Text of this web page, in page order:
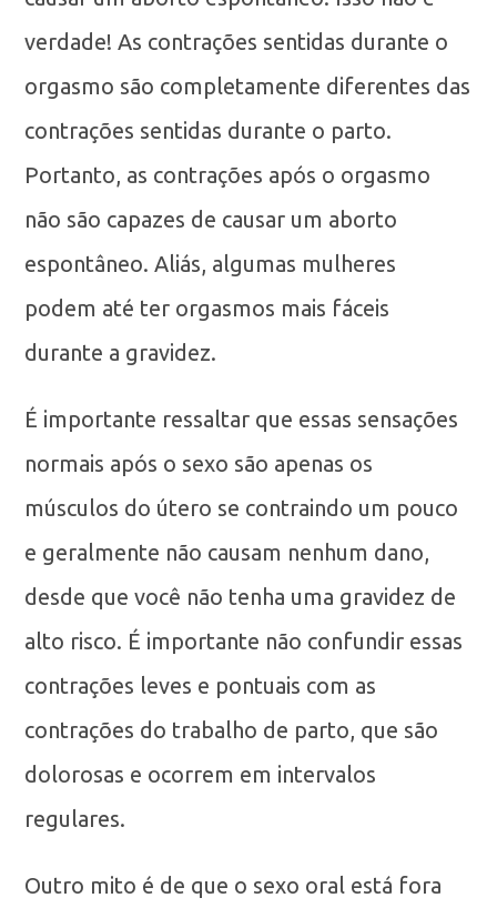
verdade! As contrações sentidas durante o
orgasmo são completamente diferentes das
contrações sentidas durante o parto.
Portanto, as contrações após o orgasmo
não são capazes de causar um aborto
espontâneo. Aliás, algumas mulheres
podem até ter orgasmos mais fáceis
durante a gravidez.
É importante ressaltar que essas sensações
normais após o sexo são apenas os
músculos do útero se contraindo um pouco
e geralmente não causam nenhum dano,
desde que você não tenha uma gravidez de
alto risco. É importante não confundir essas
contrações leves e pontuais com as
contrações do trabalho de parto, que são
dolorosas e ocorrem em intervalos
regulares.
Outro mito é de que o sexo oral está fora